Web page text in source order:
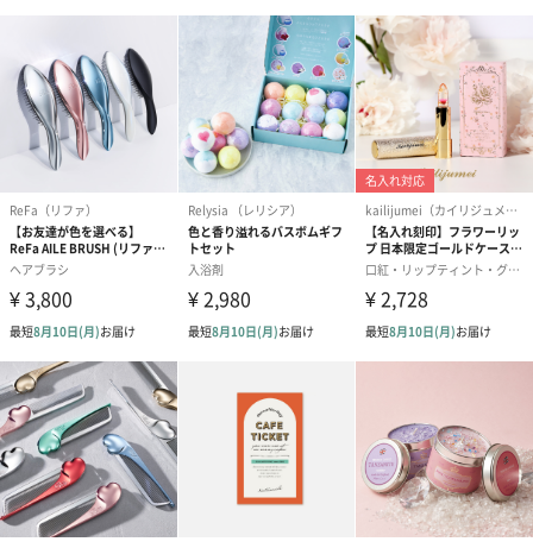
コットン巾着 【誕生
日】（グレー）M（550
円）
コットン巾着 【誕生
日】（スモーキーピン
ク）M（550円）
コットン巾着
とう】 M（
のしカード
商品の形質上、のしを直接添付できない商品にのし風のカードを
同梱します。
※のし下はご記入いただけません。
※カードのデザインは一部変更する場合があります。